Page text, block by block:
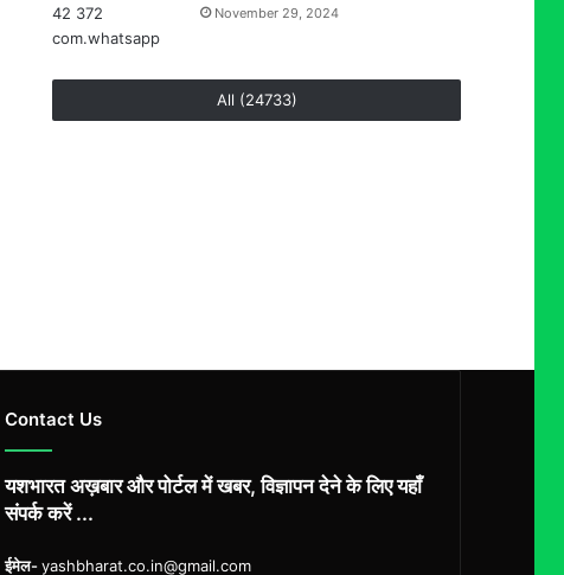
November 29, 2024
All (24733)
Contact Us
यशभारत अख़बार और पोर्टल में खबर, विज्ञापन देने के लिए यहाँ
संपर्क करें ...
ईमेल-yashbharat.co.in@gmail.com